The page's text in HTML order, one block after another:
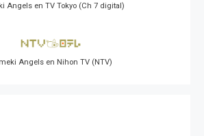
Angels en TV Tokyo (Ch 7 digital)
Angels en Nihon TV (NTV)